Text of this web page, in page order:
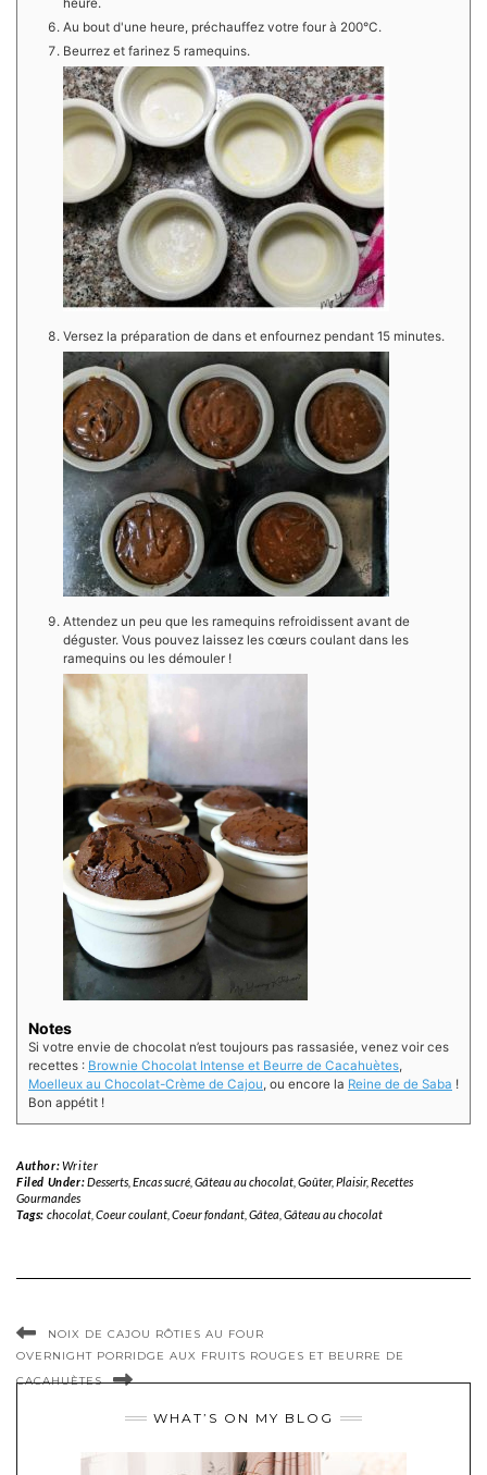
heure.
Au bout d'une heure, préchauffez votre four à 200°C.
Beurrez et farinez 5 ramequins.
Versez la préparation de dans et enfournez pendant 15 minutes.
Attendez un peu que les ramequins refroidissent avant de
déguster. Vous pouvez laissez les cœurs coulant dans les
ramequins ou les démouler !
Notes
Si votre envie de chocolat n’est toujours pas rassasiée, venez voir ces
recettes : Brownie Chocolat Intense et Beurre de Cacahuètes,
Moelleux au Chocolat-Crème de Cajou, ou encore la Reine de de Saba !
Bon appétit !
Author:Writer
Filed Under:Desserts, Encas sucré, Gâteau au chocolat, Goûter, Plaisir, Recettes
Gourmandes
Tags: chocolat, Coeur coulant, Coeur fondant, Gâtea Gâteau au chocolat
NOIX DE CAJOU RÔTIES AU FOUR
OVERNIGHT PORRIDGE AUX FRUITS ROUGES ET BEURRE DE
CACAHUÈTES
WHAT’S ON MY BLOG